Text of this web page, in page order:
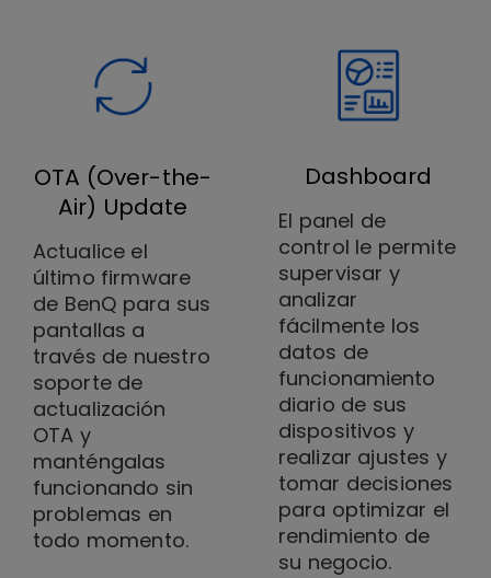
OTA (Over-the-
Air) Update
Actualice el
último firmware
de BenQ para sus
pantallas a
través de nuestro
soporte de
actualización
OTA y
manténgalas
funcionando sin
problemas en
todo momento.
Dashboard
El panel de
control le permite
supervisar y
analizar
fácilmente los
datos de
funcionamiento
diario de sus
dispositivos y
realizar ajustes y
tomar decisiones
para optimizar el
rendimiento de
su negocio.